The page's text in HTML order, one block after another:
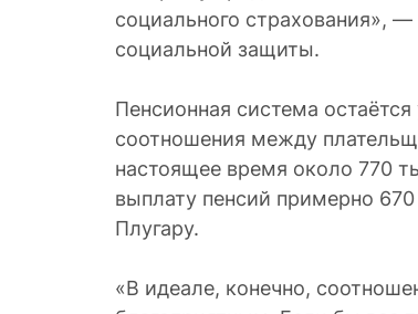
социального страхования»,
социальной защиты.
Пенсионная система
соотношения между
настоящее время около 770
выплату пенсий примерно
Плугару.
«В идеале, конечно,